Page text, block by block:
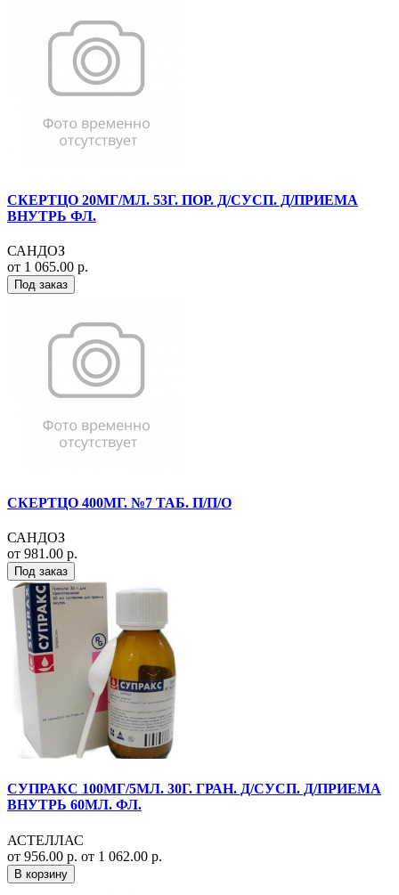
СКЕРТЦО 20МГ/МЛ. 53Г. ПОР. Д/СУСП. Д/ПРИЕМА
ВНУТРЬ ФЛ.
САНДОЗ
от 1 065.00 р.
Под заказ
СКЕРТЦО 400МГ. №7 ТАБ. П/П/О
САНДОЗ
от 981.00 р.
Под заказ
СУПРАКС 100МГ/5МЛ. 30Г. ГРАН. Д/СУСП. Д/ПРИЕМА
ВНУТРЬ 60МЛ. ФЛ.
АСТЕЛЛАС
от 956.00 р. от 1 062.00 р.
В корзину